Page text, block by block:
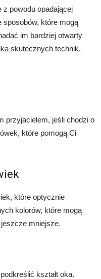
powodu opadającej
sposobów, które mogą
im bardziej otwarty
skutecznych technik,
przyjacielem, jeśli chodzi o
które pomogą Ci
które optycznie
kolorów, które mogą
mniejsze.
kształt oka.